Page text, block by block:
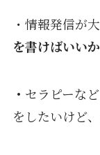
・情報発信が
を書けばいい
・ セラピーな
をしたいけど、